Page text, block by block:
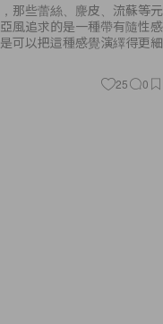
那些蕾絲、麖皮、流蘇等元
風追求的是一種帶有隨性感
可以把這種感覺演繹得更細
25 0